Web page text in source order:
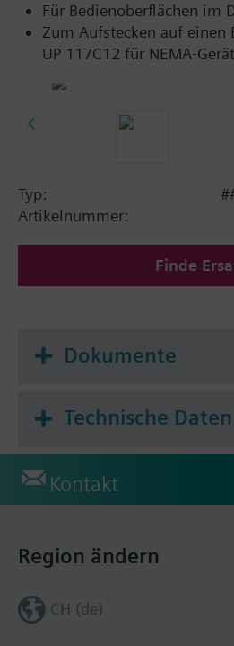
Für Bedienoberflächen im
Zum Aufstecken auf einen
UP 117C12 für NEMA-
Typ:
Artikelnummer:
Finde
Dokumente
Technische Daten
Kontakt
Region ändern
CH (de)